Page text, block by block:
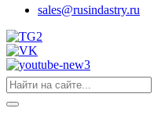
sales@rusindastry.ru